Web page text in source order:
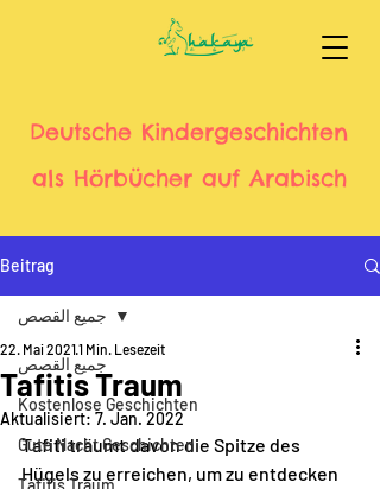
Deutsche Kindergeschichten
als Hörbücher auf Arabisch
Beitrag
جميع القصص
Kostenlose Geschichten
Gute Nacht Geschichten
Tafitis Traum
جميع القصص
Tafitis Traum
22. Mai 20211 Min. Lesezeit
Aktualisiert: 7. Jan. 2022
Tafiti träumt davon die Spitze des
Hügels zu erreichen, um zu entdecken